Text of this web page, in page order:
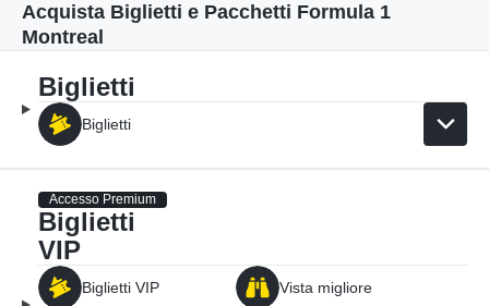
Acquista Biglietti e Pacchetti Formula 1
Montreal
Biglietti
Biglietti
Accesso Premium
Biglietti
VIP
Biglietti VIP Vista migliore